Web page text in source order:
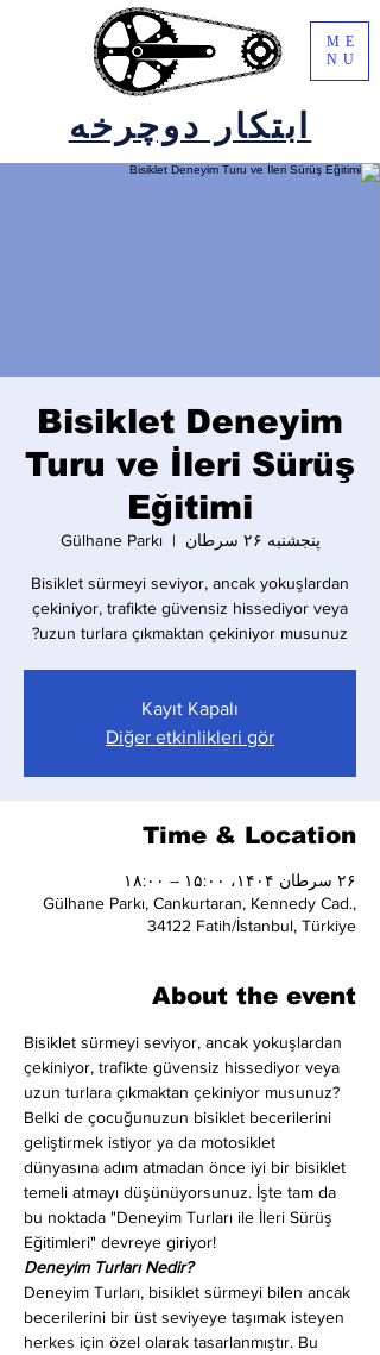
ابتکار دوچرخه
ME
NU
Bisiklet Deneyim
Turu ve İleri Sürüş
Eğitimi
پنجشنبه ۲۶ سرطان
  |
Gülhane Parkı
Bisiklet sürmeyi seviyor, ancak yokuşlardan
çekiniyor, trafikte güvensiz hissediyor veya
uzun turlara çıkmaktan çekiniyor musunuz?
Kayıt Kapalı
Diğer etkinlikleri gör
Time & Location
۲۶ سرطان ۱۴۰۴، ۱۵:۰۰ – ۱۸:۰۰
Gülhane Parkı, Cankurtaran, Kennedy Cad.,
34122 Fatih/İstanbul, Türkiye
About the event
Bisiklet sürmeyi seviyor, ancak yokuşlardan
çekiniyor, trafikte güvensiz hissediyor veya
uzun turlara çıkmaktan çekiniyor musunuz?
Belki de çocuğunuzun bisiklet becerilerini
geliştirmek istiyor ya da motosiklet
dünyasına adım atmadan önce iyi bir bisiklet
temeli atmayı düşünüyorsunuz. İşte tam da
bu noktada "Deneyim Turları ile İleri Sürüş
Eğitimleri" devreye giriyor!
Deneyim Turları Nedir?
Deneyim Turları, bisiklet sürmeyi bilen ancak
becerilerini bir üst seviyeye taşımak isteyen
herkes için özel olarak tasarlanmıştır. Bu